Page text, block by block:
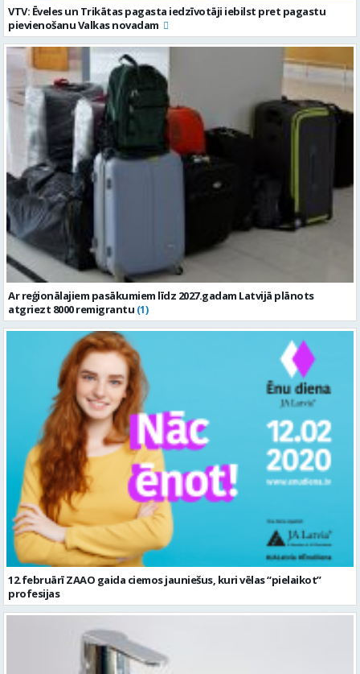
VTV: Ēveles un Trikātas pagasta iedzīvotāji iebilst pret pagastu
pievienošanu Valkas novadam
Ar reģionālajiem pasākumiem līdz 2027.gadam Latvijā plānots
atgriezt 8000 remigrantu (1)
12.februārī ZAAO gaida ciemos jauniešus, kuri vēlas “pielaikot”
profesijas